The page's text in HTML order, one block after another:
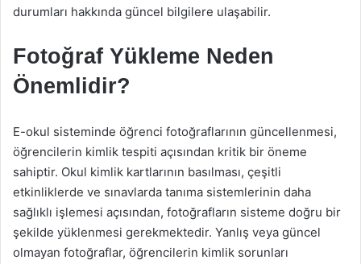
durumları hakkında güncel bilgilere ulaşabilir.
Fotoğraf Yükleme Neden
Önemlidir?
E-okul sisteminde öğrenci fotoğraflarının güncellenmesi,
öğrencilerin kimlik tespiti açısından kritik bir öneme
sahiptir. Okul kimlik kartlarının basılması, çeşitli
etkinliklerde ve sınavlarda tanıma sistemlerinin daha
sağlıklı işlemesi açısından, fotoğrafların sisteme doğru bir
şekilde yüklenmesi gerekmektedir. Yanlış veya güncel
olmayan fotoğraflar, öğrencilerin kimlik sorunları